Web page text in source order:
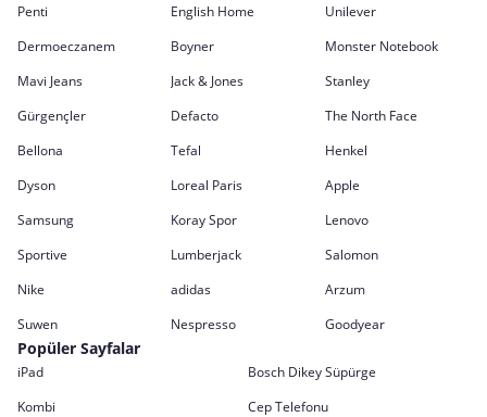
Penti English Home
Unilever
Dermoeczanem
Boyner
Monster Notebook
Mavi Jeans
Jack & Jones
Stanley
Gürgençler
Defacto
The North Face
Bellona
Tefal
Henkel
Dyson
Loreal Paris
Apple
Samsung
Koray Spor
Lenovo
Sportive
Lumberjack
Salomon
Nike
adidas
Arzum
Suwen
Nespresso Goodyear
Popüler Sayfalar
iPad
Bosch Dikey Süpürge
Kombi
Cep Telefonu